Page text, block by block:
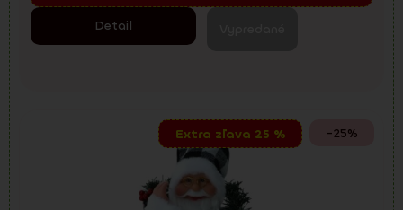
Detail
-25%
Extra zľava 25 %